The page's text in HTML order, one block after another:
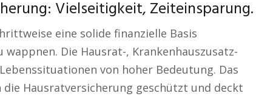
Vielseitigkeit, Zeiteinsparung.
eine solide finanzielle Basis
Die Hausrat-, Krankenhauszusatz-
von hoher Bedeutung. Das
Hausratversicherung geschützt und deckt